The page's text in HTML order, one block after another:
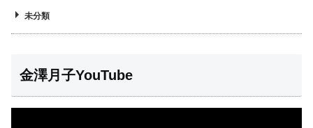
未分類
金澤月子YouTube